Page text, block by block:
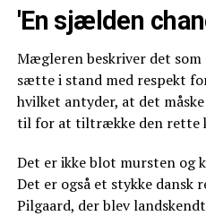
'En sjælden
Mægleren beskriver det
sætte i stand med respekt
hvilket antyder, at det
til for at tiltrække den rette
Det er ikke blot mursten og
Det er også et stykke dansk
Pilgaard, der blev